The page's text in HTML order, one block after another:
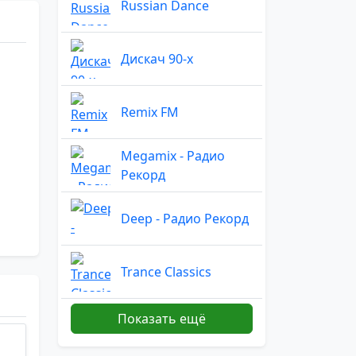
Russian Dance
Дискач 90-х
Remix FM
Megamix - Радио
Рекорд
Deep - Радио Рекорд
Trance Classics
Remix
Показать ещё